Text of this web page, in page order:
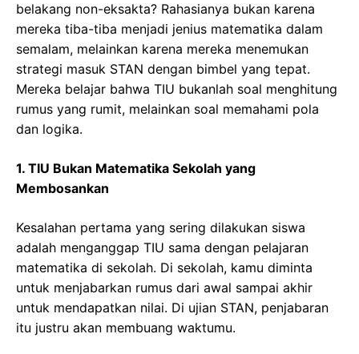
belakang non-eksakta? Rahasianya bukan karena
mereka tiba-tiba menjadi jenius matematika dalam
semalam, melainkan karena mereka menemukan
strategi masuk STAN dengan bimbel yang tepat.
Mereka belajar bahwa TIU bukanlah soal menghitung
rumus yang rumit, melainkan soal memahami pola
dan logika.
1. TIU Bukan Matematika Sekolah yang
Membosankan
Kesalahan pertama yang sering dilakukan siswa
adalah menganggap TIU sama dengan pelajaran
matematika di sekolah. Di sekolah, kamu diminta
untuk menjabarkan rumus dari awal sampai akhir
untuk mendapatkan nilai. Di ujian STAN, penjabaran
itu justru akan membuang waktumu.